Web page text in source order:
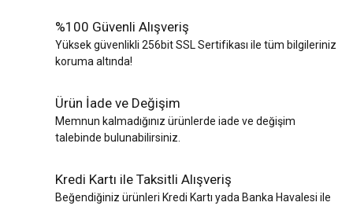
%100 Güvenli Alışveriş
Yüksek güvenlikli 256bit SSL Sertifikası ile tüm bilgileriniz
koruma altında!
Ürün İade ve Değişim
Memnun kalmadığınız ürünlerde iade ve değişim
talebinde bulunabilirsiniz.
Kredi Kartı ile Taksitli Alışveriş
Beğendiğiniz ürünleri Kredi Kartı yada Banka Havalesi ile